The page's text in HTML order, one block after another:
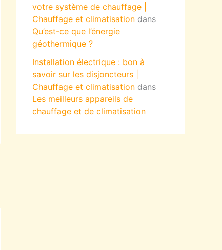
votre système de chauffage |
Chauffage et climatisation dans
Qu’est-ce que l’énergie
géothermique ?
Installation électrique : bon à
savoir sur les disjoncteurs |
Chauffage et climatisation dans
Les meilleurs appareils de
chauffage et de climatisation